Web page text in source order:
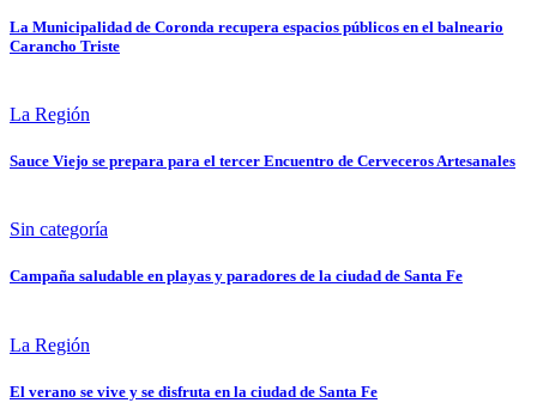
La Municipalidad de Coronda recupera espacios públicos en el balneario
Carancho Triste
La Región
Sauce Viejo se prepara para el tercer Encuentro de Cerveceros Artesanales
Sin categoría
Campaña saludable en playas y paradores de la ciudad de Santa Fe
La Región
El verano se vive y se disfruta en la ciudad de Santa Fe